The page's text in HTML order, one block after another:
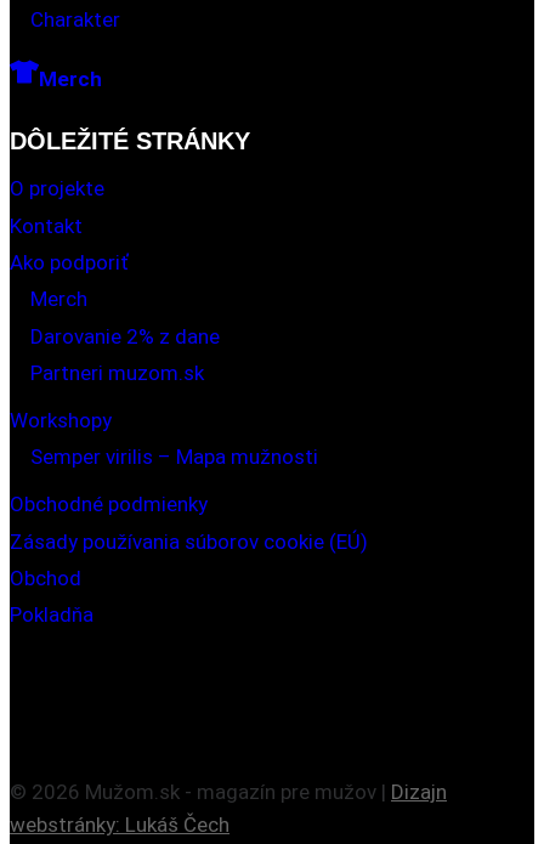
Charakter
Merch
DÔLEŽITÉ STRÁNKY
O projekte
Kontakt
Ako podporiť
Merch
Darovanie 2% z dane
Partneri muzom.sk
Workshopy
Semper virilis – Mapa mužnosti
Obchodné podmienky
Zásady používania súborov cookie (EÚ)
Obchod
Pokladňa
© 2026 Mužom.sk - magazín pre mužov | Dizajn
webstránky: Lukáš Čech